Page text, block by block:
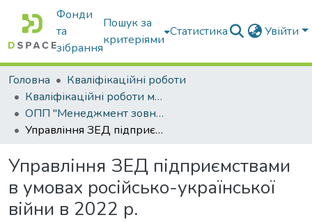
Фонди
та
зібрання
Пошук за
критеріями
Статистика Увійти
Головна
Кваліфікаційні роботи
Кваліфікаційні роботи магістрів
ОПП "Менеджмент зовнішньоекономічної діяльності"
Управління ЗЕД підприємствами в умовах російсько-української війни в 2022 р.
Управління ЗЕД підприємствами
в умовах російсько-української
війни в 2022 р.